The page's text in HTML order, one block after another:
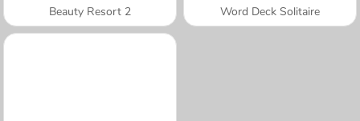
Beauty Resort 2 Word Deck Solitaire